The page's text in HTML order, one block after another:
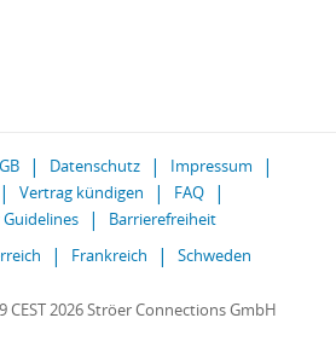
Datenschutz
Impressum
Vertrag kündigen
FAQ
Barrierefreiheit
Frankreich Schweden
CEST 2026 Ströer Connections GmbH